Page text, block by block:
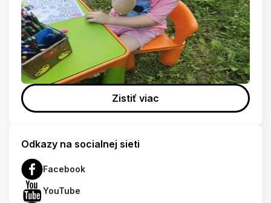
Zistiť viac
Odkazy na socialnej sieti
Facebook
YouTube